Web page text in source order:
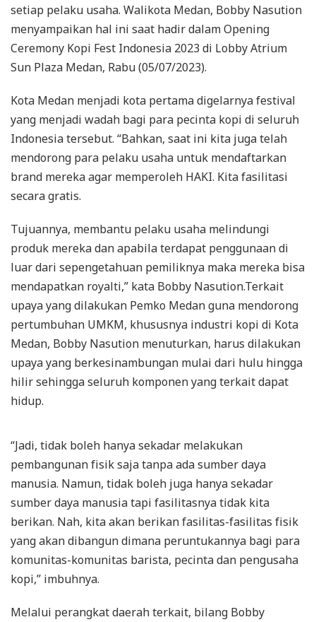
setiap pelaku usaha. Walikota Medan, Bobby Nasution
menyampaikan hal ini saat hadir dalam Opening
Ceremony Kopi Fest Indonesia 2023 di Lobby Atrium
Sun Plaza Medan, Rabu (05/07/2023).
Kota Medan menjadi kota pertama digelarnya festival
yang menjadi wadah bagi para pecinta kopi di seluruh
Indonesia tersebut. “Bahkan, saat ini kita juga telah
mendorong para pelaku usaha untuk mendaftarkan
brand mereka agar memperoleh HAKI. Kita fasilitasi
secara gratis.
Tujuannya, membantu pelaku usaha melindungi
produk mereka dan apabila terdapat penggunaan di
luar dari sepengetahuan pemiliknya maka mereka bisa
mendapatkan royalti,” kata Bobby Nasution.Terkait
upaya yang dilakukan Pemko Medan guna mendorong
pertumbuhan UMKM, khususnya industri kopi di Kota
Medan, Bobby Nasution menuturkan, harus dilakukan
upaya yang berkesinambungan mulai dari hulu hingga
hilir sehingga seluruh komponen yang terkait dapat
hidup.
“Jadi, tidak boleh hanya sekadar melakukan
pembangunan fisik saja tanpa ada sumber daya
manusia. Namun, tidak boleh juga hanya sekadar
sumber daya manusia tapi fasilitasnya tidak kita
berikan. Nah, kita akan berikan fasilitas-fasilitas fisik
yang akan dibangun dimana peruntukannya bagi para
komunitas-komunitas barista, pecinta dan pengusaha
kopi,” imbuhnya.
Melalui perangkat daerah terkait, bilang Bobby